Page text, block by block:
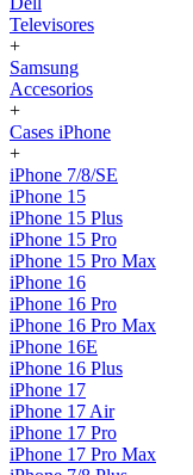
Televisores
+
Samsung
Accesorios
+
Cases iPhone
+
iPhone 7/8/SE
iPhone 15
iPhone 15 Plus
iPhone 15 Pro
iPhone 15 Pro Max
iPhone 16
iPhone 16 Pro
iPhone 16 Pro Max
iPhone 16E
iPhone 16 Plus
iPhone 17
iPhone 17 Air
iPhone 17 Pro
iPhone 17 Pro Max